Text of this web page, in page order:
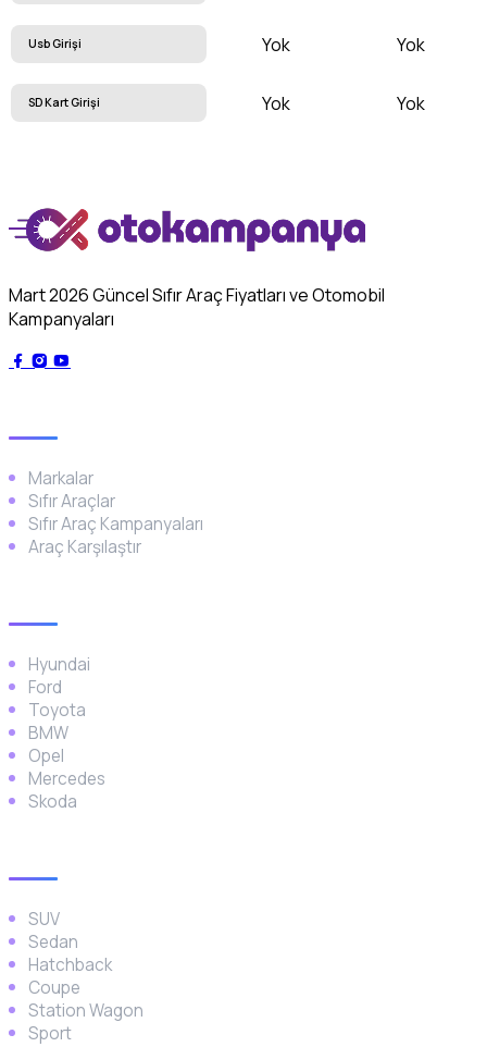
Usb Girişi Yok Yok
SD Kart Girişi Yok Yok
Mart 2026 Güncel Sıfır Araç Fiyatları ve Otomobil
Kampanyaları
Markalar
Sıfır Araçlar
Sıfır Araç Kampanyaları
Araç Karşılaştır
Hyundai
Ford
Toyota
BMW
Opel
Mercedes
Skoda
SUV
Sedan
Hatchback
Coupe
Station Wagon
Sport